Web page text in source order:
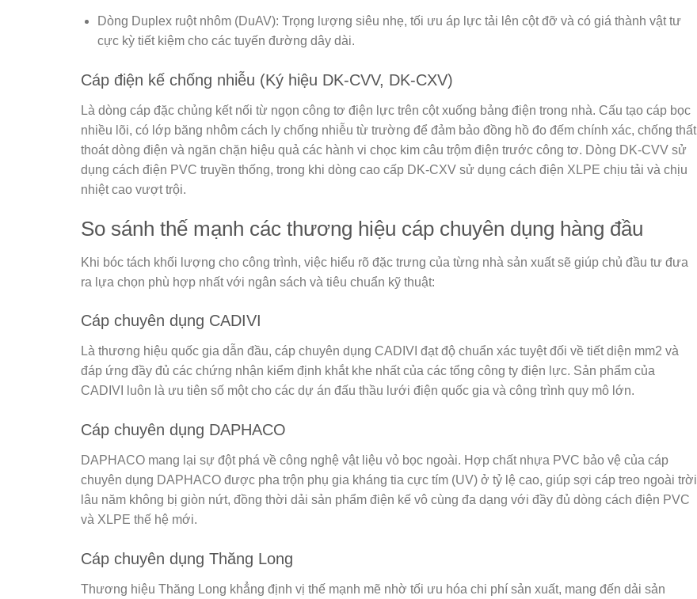
Dòng Duplex ruột nhôm (DuAV): Trọng lượng siêu nhẹ, tối ưu áp lực tải lên cột đỡ và có giá thành vật tư
cực kỳ tiết kiệm cho các tuyến đường dây dài.
Cáp điện kế chống nhiễu (Ký hiệu DK-CVV, DK-CXV)
Là dòng cáp đặc chủng kết nối từ ngọn công tơ điện lực trên cột xuống bảng điện trong nhà. Cấu tạo cáp bọc
nhiều lõi, có lớp băng nhôm cách ly chống nhiễu từ trường để đảm bảo đồng hồ đo đếm chính xác, chống thất
thoát dòng điện và ngăn chặn hiệu quả các hành vi chọc kim câu trộm điện trước công tơ. Dòng DK-CVV sử
dụng cách điện PVC truyền thống, trong khi dòng cao cấp DK-CXV sử dụng cách điện XLPE chịu tải và chịu
nhiệt cao vượt trội.
So sánh thế mạnh các thương hiệu cáp chuyên dụng hàng đầu
Khi bóc tách khối lượng cho công trình, việc hiểu rõ đặc trưng của từng nhà sản xuất sẽ giúp chủ đầu tư đưa
ra lựa chọn phù hợp nhất với ngân sách và tiêu chuẩn kỹ thuật:
Cáp chuyên dụng CADIVI
Là thương hiệu quốc gia dẫn đầu, cáp chuyên dụng CADIVI đạt độ chuẩn xác tuyệt đối về tiết diện mm2 và
đáp ứng đầy đủ các chứng nhận kiểm định khắt khe nhất của các tổng công ty điện lực. Sản phẩm của
CADIVI luôn là ưu tiên số một cho các dự án đấu thầu lưới điện quốc gia và công trình quy mô lớn.
Cáp chuyên dụng DAPHACO
DAPHACO mang lại sự đột phá về công nghệ vật liệu vỏ bọc ngoài. Hợp chất nhựa PVC bảo vệ của cáp
chuyên dụng DAPHACO được pha trộn phụ gia kháng tia cực tím (UV) ở tỷ lệ cao, giúp sợi cáp treo ngoài trời
lâu năm không bị giòn nứt, đồng thời dải sản phẩm điện kế vô cùng đa dạng với đầy đủ dòng cách điện PVC
và XLPE thế hệ mới.
Cáp chuyên dụng Thăng Long
Thương hiệu Thăng Long khẳng định vị thế mạnh mẽ nhờ tối ưu hóa chi phí sản xuất, mang đến dải sản